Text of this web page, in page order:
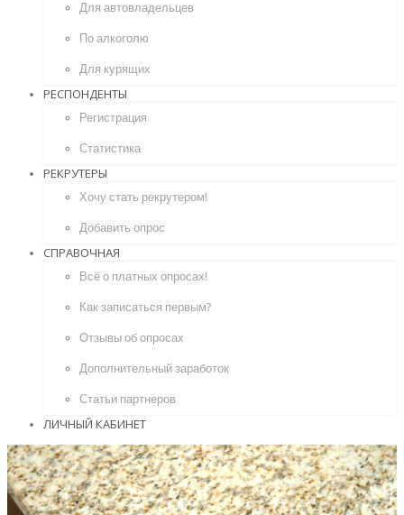
Для автовладельцев
По алкоголю
Для курящих
РЕСПОНДЕНТЫ
Регистрация
Статистика
РЕКРУТЕРЫ
Хочу стать рекрутером!
Добавить опрос
СПРАВОЧНАЯ
Всё о платных опросах!
Как записаться первым?
Отзывы об опросах
Дополнительный заработок
Статьи партнеров
ЛИЧНЫЙ КАБИНЕТ